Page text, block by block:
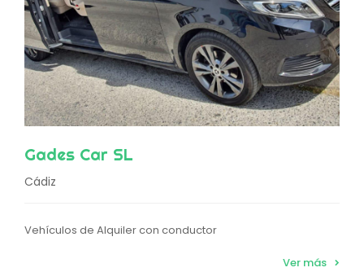
Gades Car SL
Cádiz
Vehículos de Alquiler con conductor
Ver más